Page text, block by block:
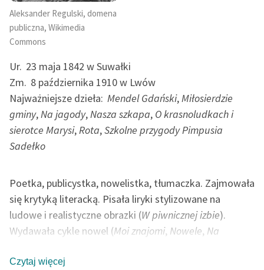
Aleksander Regulski, domena
publiczna, Wikimedia
Commons
Ur. 23 maja 1842 w Suwałki
Zm. 8 października 1910 w Lwów
Najważniejsze dzieła: Mendel Gdański,Miłosierdzie
gminy,Na jagody,Nasza szkapa, O krasnoludkach i
sierotce Marysi,Rota,Szkolne przygody Pimpusia
Sadełko
Poetka, publicystka, nowelistka, tłumaczka. Zajmowała
się krytyką literacką. Pisała liryki stylizowane na
ludowe i realistyczne obrazki (W piwnicznej izbie).
Wydawała cykle nowel (Moi znajomi, Nowele, Na
bajki ( Na jagody
Czytaj więcej